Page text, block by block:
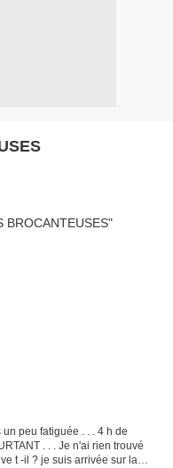
peu fatiguée . . . 4 h de
. . . Je n'ai rien trouvé
t -il ? je suis arrivée sur la